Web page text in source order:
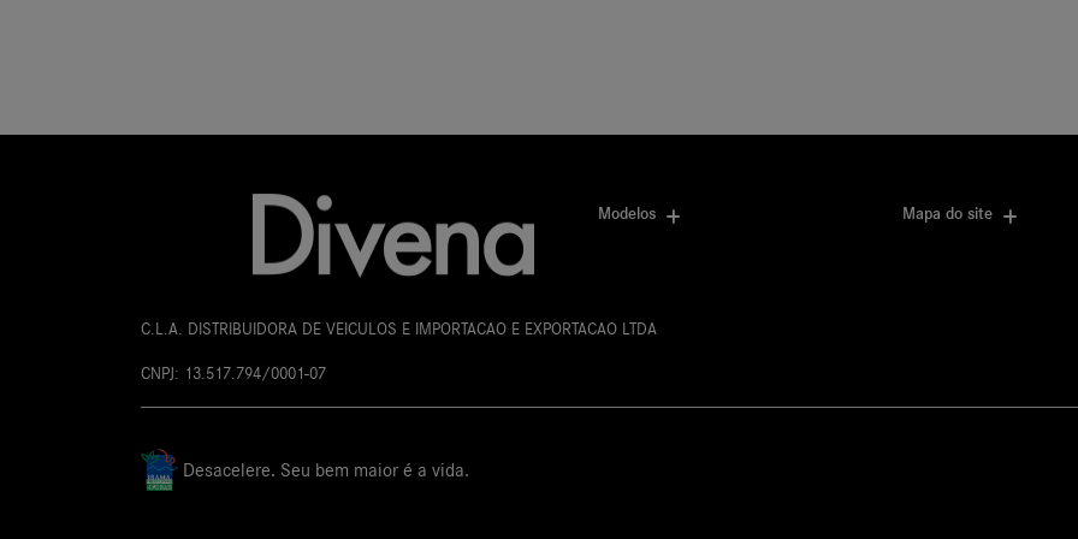
Modelos Mapa do site
C.L.A. DISTRIBUIDORA DE VEICULOS E IMPORTACAO E EXPORTACAO LTDA
CNPJ: 13.517.794/0001-07
Desacelere. Seu bem maior é a vida.